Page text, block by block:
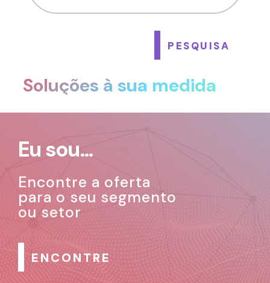
PESQUISA
Soluções à sua medida
Eu sou…
Encontre a oferta
para o seu segmento
ou setor
ENCONTRE